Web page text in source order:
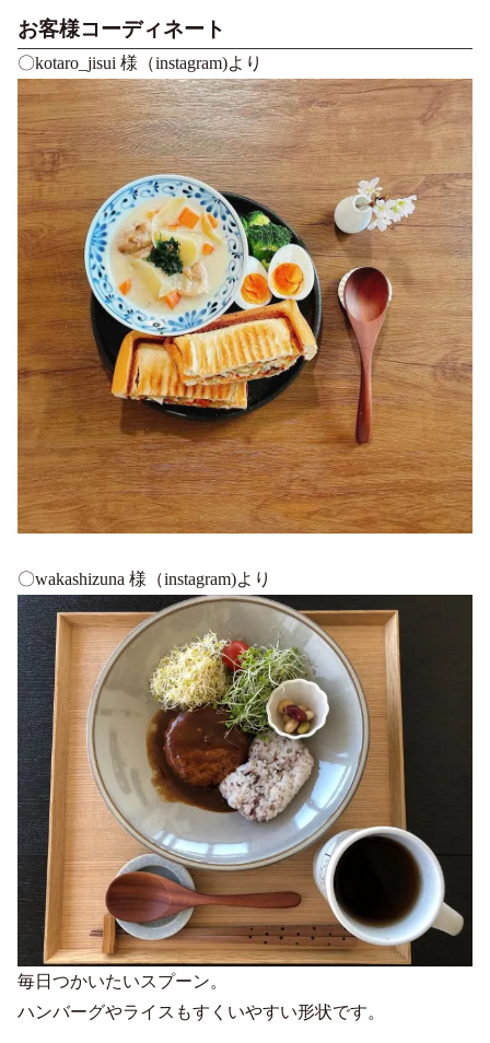
お客様コーディネート
〇kotaro_jisui 様（instagram)より
〇wakashizuna 様（instagram)より
毎日つかいたいスプーン。
ハンバーグやライスもすくいやすい形状です。